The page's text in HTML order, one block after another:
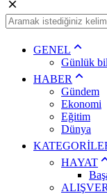
GENEL
Günlük
HABER
Gündem
Ekonomi
Eğitim
Dünya
HAYAT